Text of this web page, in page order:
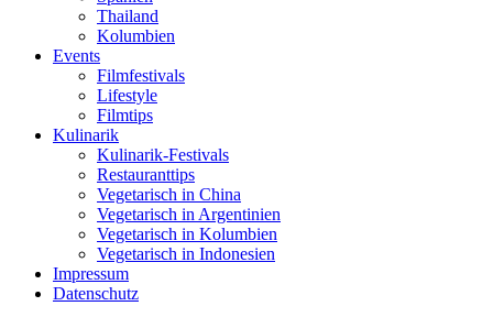
Thailand
Kolumbien
Events
Filmfestivals
Lifestyle
Filmtips
Kulinarik
Kulinarik-Festivals
Restauranttips
Vegetarisch in China
Vegetarisch in Argentinien
Vegetarisch in Kolumbien
Vegetarisch in Indonesien
Impressum
Datenschutz